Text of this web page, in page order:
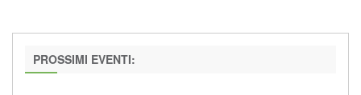
PROSSIMI EVENTI: